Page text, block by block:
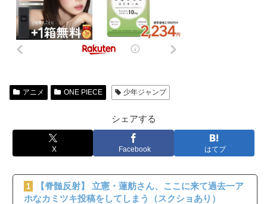
アニメ ONE PIECE 少年ジャンプ
シェアする
X Facebook はてブ
1
【脊髄反射】 立憲・蓮舫さん、ここに来て過去一ア
ホなカミツキ投稿をしてしまう（スクショあり）